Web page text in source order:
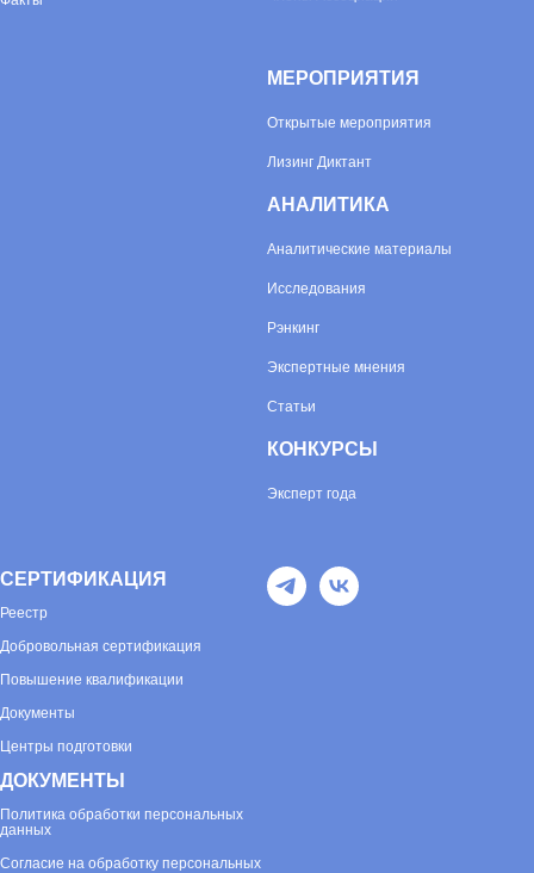
МЕРОПРИЯТИЯ
Открытые мероприятия
Лизинг Диктант
АНАЛИТИКА
Аналитические материалы
Исследования
Рэнкинг
Экспертные мнения
Статьи
КОНКУРСЫ
Эксперт года
СЕРТИФИКАЦИЯ
Реестр
Добровольная сертификация
Повышение квалификации
Документы
Центры подготовки
ДОКУМЕНТЫ
Политика обработки персональных
данных
Согласие на обработку персональных